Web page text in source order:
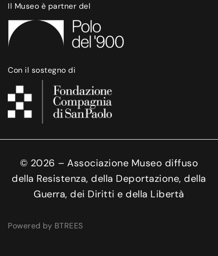
Il Museo è partner del
Con il sostegno di
© 2026 – Associazione Museo diffuso
della Resistenza, della Deportazione, della
Guerra, dei Diritti e della Libertà
Powered by BTREES